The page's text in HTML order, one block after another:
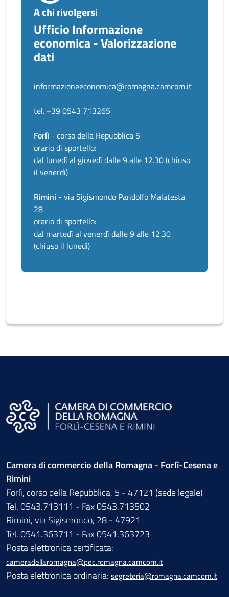
A chi rivolgersi
Ufficio Informazione
economica - Valorizzazione
dati
informazioneeconomica@romagna.camcom.it
tel. +39 0543 713265
Forlì - corso della Repubblica 5
orario di sportello:
dal lunedì al giovedì dalle 9 alle 12.30 (chiuso
il venerdì)
Rimini - via Sigismondo Pandolfo Malatesta
28
orario di sportello:
dal martedì al venerdì dalle 9 alle 12.30
(chiuso il lunedì)
Camera di commercio della Romagna - Forlì-Cesena e
Rimini
Forlì, corso della Repubblica, 5 - 47121 (sede legale)
Tel. 0543.713111 - Fax 0543.713502
Rimini, via Sigismondo, 28 - 47921
Tel. 0541.363711 - Fax 0541.363723
Posta elettronica certificata:
cameradellaromagna@pec.romagna.camcom.it
Posta elettronica ordinaria: segreteria@romagna.camcom.it